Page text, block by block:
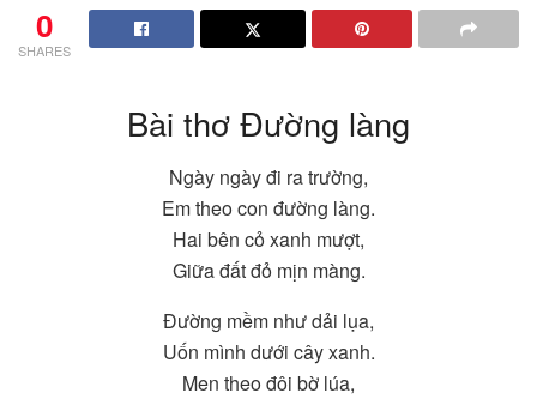
0
SHARES
Bài thơ Đường làng
Ngày ngày đi ra trường,
Em theo con đường làng.
Hai bên cỏ xanh mượt,
Giữa đất đỏ mịn màng.
Đường mềm như dải lụa,
Uốn mình dưới cây xanh.
Men theo đôi bờ lúa,